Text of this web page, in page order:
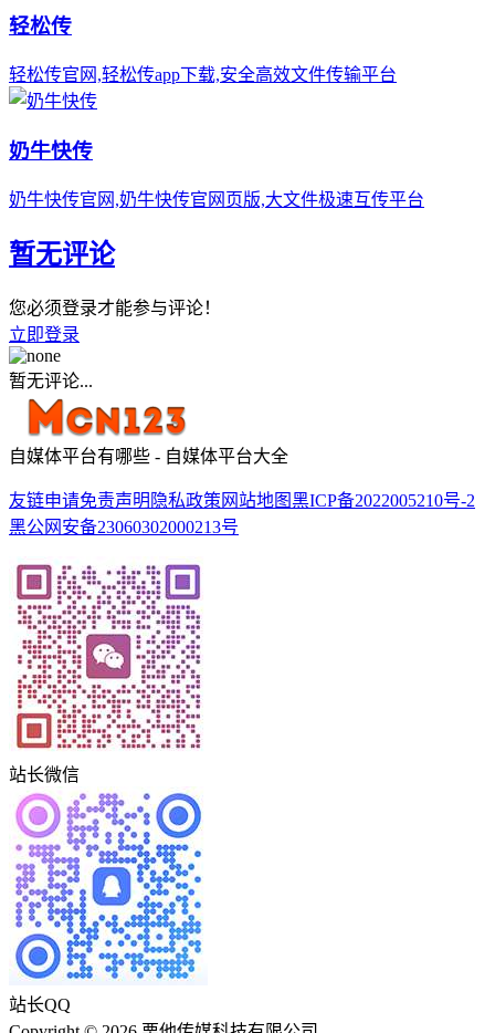
轻松传
轻松传官网,轻松传app下载,安全高效文件传输平台
奶牛快传
奶牛快传官网,奶牛快传官网页版,大文件极速互传平台
暂无评论
您必须登录才能参与评论！
立即登录
暂无评论...
自媒体平台有哪些 - 自媒体平台大全
友链申请免责声明 隐私政策 网站地图黑ICP备2022005210号-2
黑公网安备23060302000213号
站长微信
站长QQ